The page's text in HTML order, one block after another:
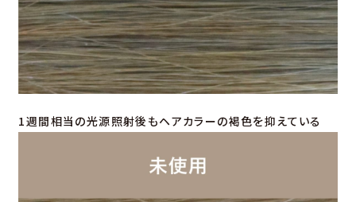
1週間相当の光源照射後もヘアカラーの褐色を抑えている